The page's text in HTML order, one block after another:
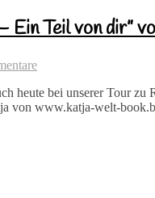
Teil von dir”
heute bei unserer Tour
von www.katja-welt-